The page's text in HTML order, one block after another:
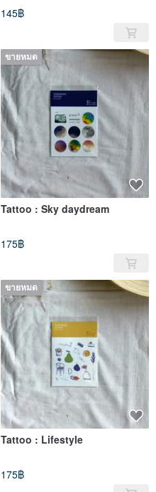
145฿
ขายหมด
Tattoo : Sky daydream
175฿
ขายหมด
Tattoo : Lifestyle
175฿